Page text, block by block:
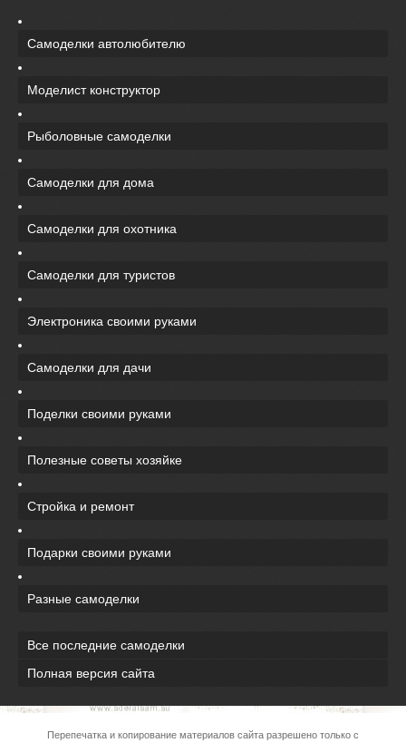
Самоделки автолюбителю
Моделист конструктор
Рыболовные самоделки
Самоделки для дома
Самоделки для охотника
Самоделки для туристов
Электроника своими руками
Самоделки для дачи
Поделки своими руками
Полезные советы хозяйке
Стройка и ремонт
Подарки своими руками
Разные самоделки
Все последние самоделки
Полная версия сайта
Перепечатка и копирование материалов сайта разрешено только с